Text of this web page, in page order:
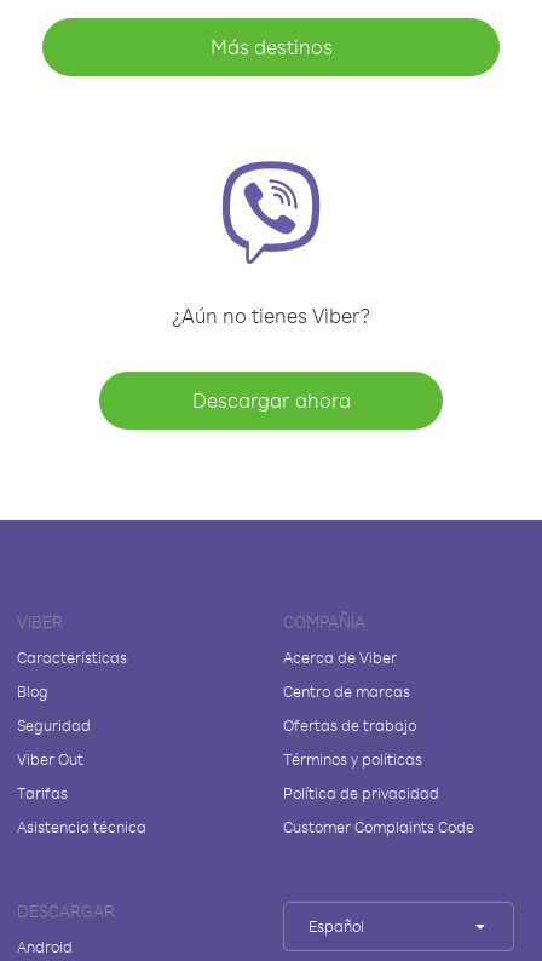
Más destinos
¿Aún no tienes Viber?
Descargar ahora
VIBER
Características
Blog
Seguridad
Viber Out
Tarifas
Asistencia técnica
COMPAÑÍA
Acerca de Viber
Centro de marcas
Ofertas de trabajo
Términos y políticas
Política de privacidad
Customer Complaints Code
DESCARGAR
Android
Español